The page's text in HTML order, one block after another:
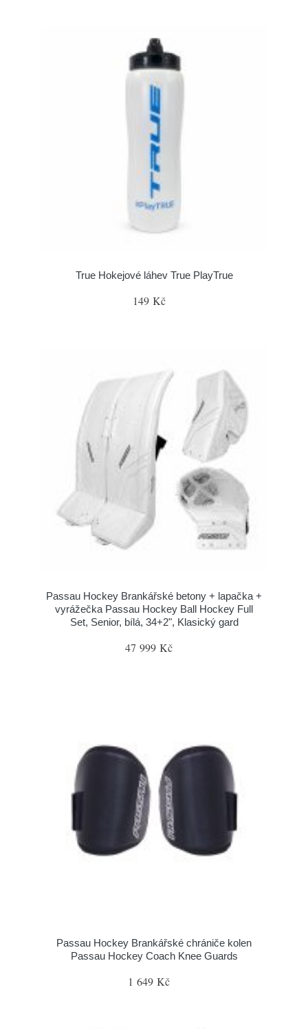
True Hokejové láhev True PlayTrue
149 Kč
Passau Hockey Brankářské betony + lapačka +
vyrážečka Passau Hockey Ball Hockey Full
Set, Senior, bílá, 34+2", Klasický gard
47 999 Kč
Passau Hockey Brankářské chrániče kolen
Passau Hockey Coach Knee Guards
1 649 Kč